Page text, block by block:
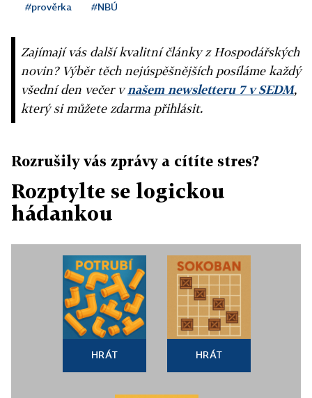
#prověrka #NBÚ
Zajímají vás další kvalitní články z Hospodářských
novin? Výběr těch nejúspěšnějších posíláme každý
všední den večer vnašem newsletteru 7 v SEDM,
který si můžete zdarma přihlásit.
Rozrušily vás zprávy a cítíte stres?
Rozptylte se logickou
hádankou
HRÁT HRÁT